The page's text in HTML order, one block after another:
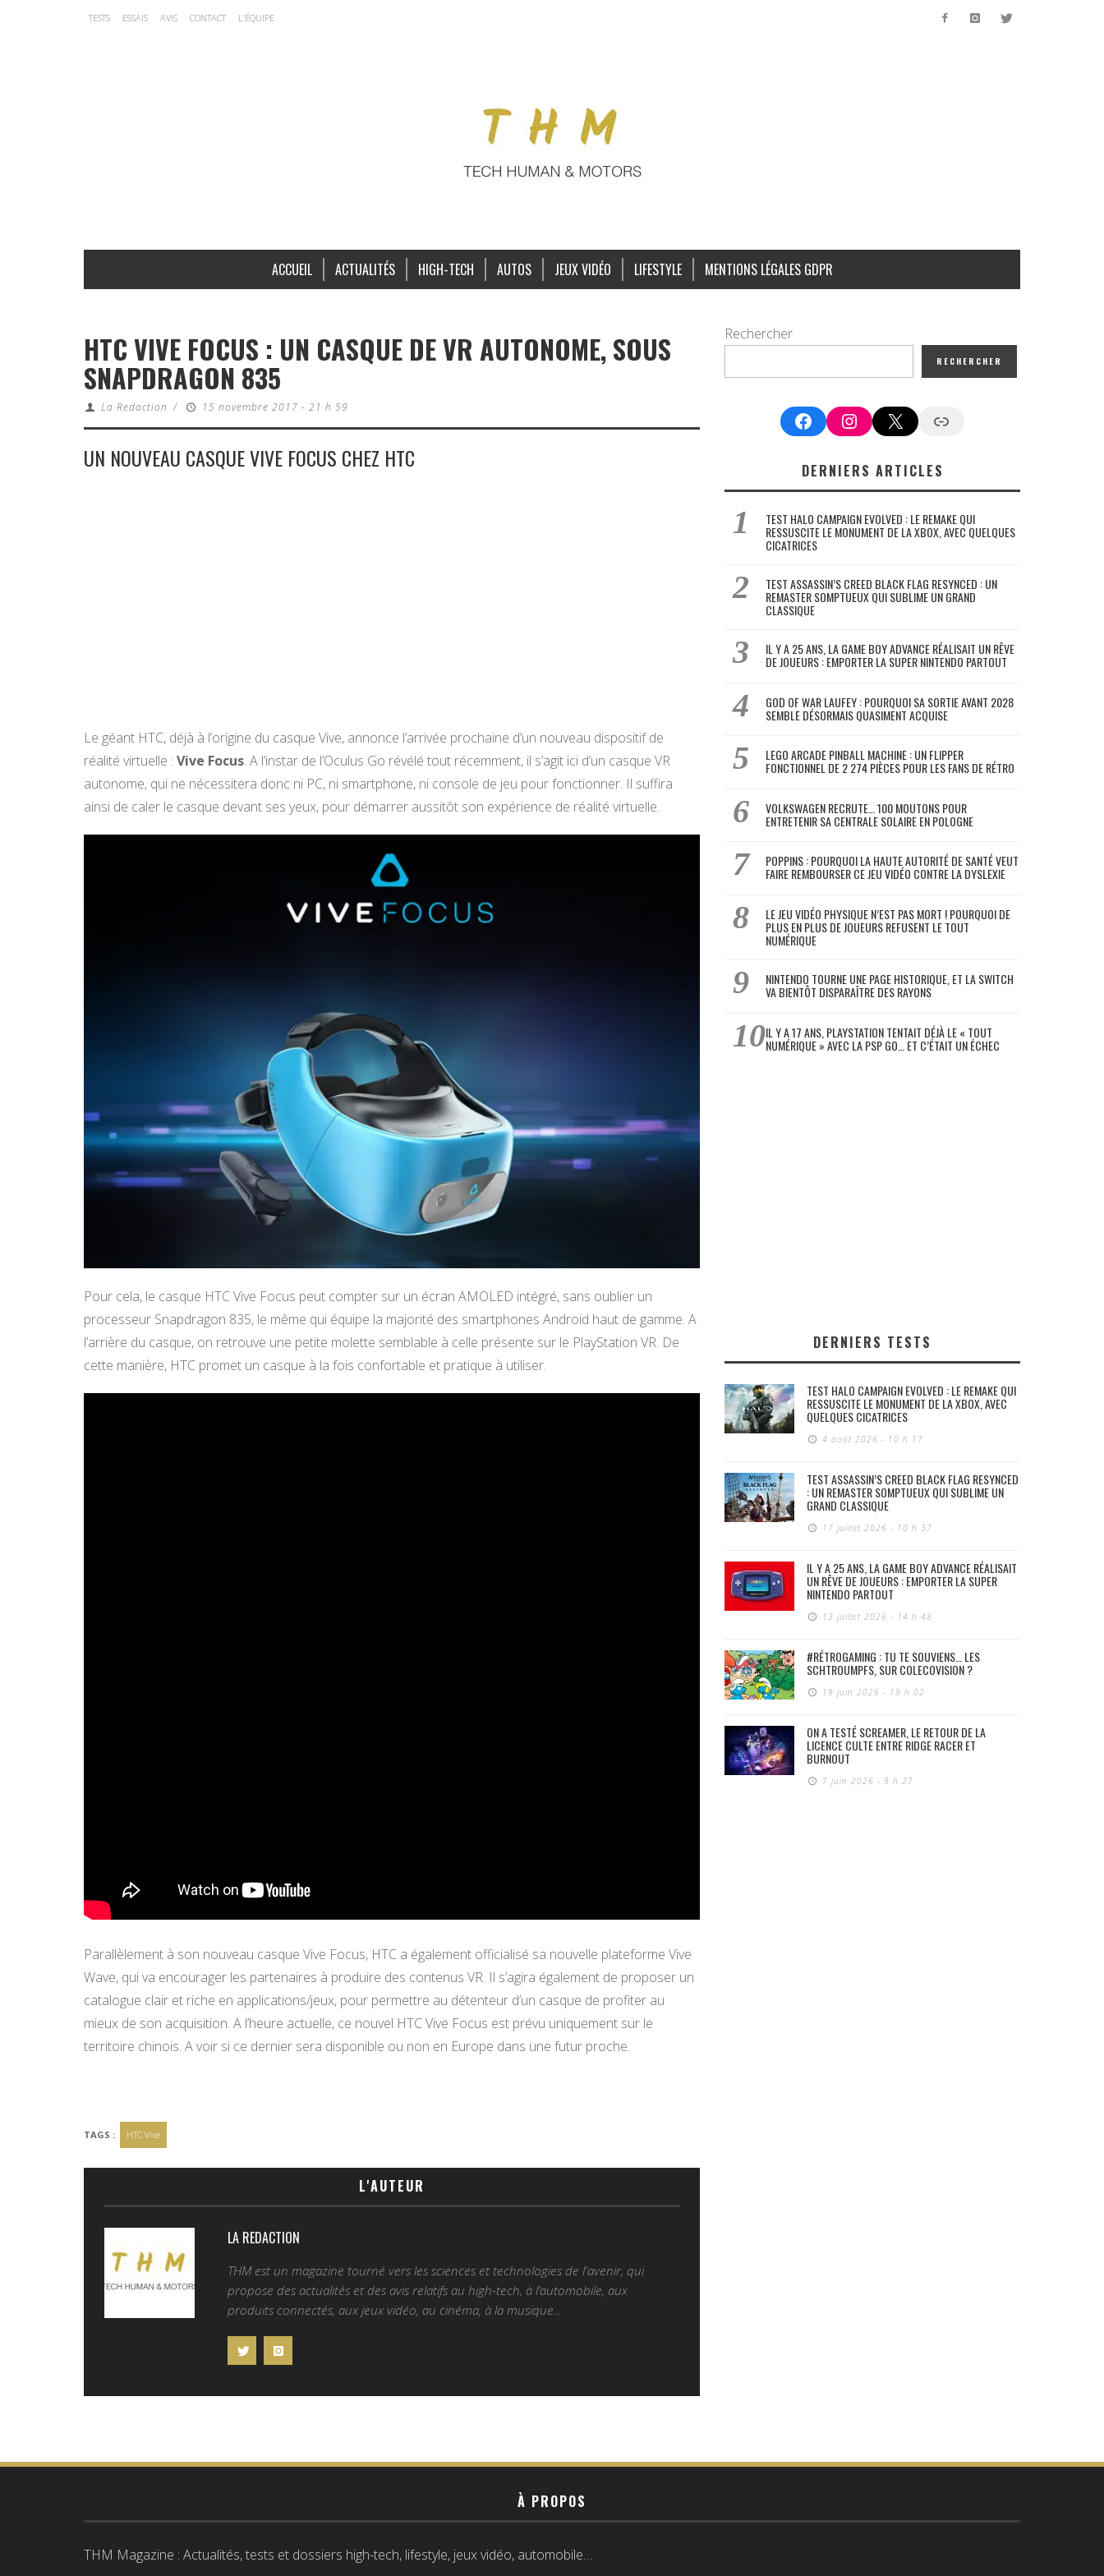
TESTS ESSAIS AVIS CONTACT L’ÉQUIPE
ACCUEIL ACTUALITÉS HIGH-TECH AUTOS JEUX VIDÉO LIFESTYLE MENTIONS LÉGALES GDPR
HTC VIVE FOCUS : UN CASQUE DE VR AUTONOME, SOUS
SNAPDRAGON 835
La Redaction / 15 novembre 2017 - 21 h 59
UN NOUVEAU CASQUE VIVE FOCUS CHEZ HTC
Le géant HTC, déjà à l’origine du casque Vive, annonce l’arrivée prochaine d’un nouveau dispositif de
réalité virtuelle : Vive Focus. A l’instar de l’Oculus Go révélé tout récemment, il s’agit ici d’un casque VR
autonome, qui ne nécessitera donc ni PC, ni smartphone, ni console de jeu pour fonctionner. Il suffira
ainsi de caler le casque devant ses yeux, pour démarrer aussitôt son expérience de réalité virtuelle.
Pour cela, le casque HTC Vive Focus peut compter sur un écran AMOLED intégré, sans oublier un
processeur Snapdragon 835, le même qui équipe la majorité des smartphones Android haut de gamme. A
l’arrière du casque, on retrouve une petite molette semblable à celle présente sur le PlayStation VR. De
cette manière, HTC promet un casque à la fois confortable et pratique à utiliser.
Parallèlement à son nouveau casque Vive Focus, HTC a également officialisé sa nouvelle plateforme Vive
Wave, qui va encourager les partenaires à produire des contenus VR. Il s’agira également de proposer un
catalogue clair et riche en applications/jeux, pour permettre au détenteur d’un casque de profiter au
mieux de son acquisition. A l’heure actuelle, ce nouvel HTC Vive Focus est prévu uniquement sur le
territoire chinois. A voir si ce dernier sera disponible ou non en Europe dans une futur proche.
TAGS : HTC Vive
L'AUTEUR
LA REDACTION
THM est un magazine tourné vers les sciences et technologies de l'avenir, qui
propose des actualités et des avis relatifs au high-tech, à l’automobile, aux
produits connectés, aux jeux vidéo, au cinéma, à la musique...
Rechercher
RECHERCHER
FacebookInstagram
X Google News
DERNIERS ARTICLES
TEST HALO CAMPAIGN EVOLVED : LE REMAKE QUI
RESSUSCITE LE MONUMENT DE LA XBOX, AVEC QUELQUES
CICATRICES
TEST ASSASSIN’S CREED BLACK FLAG RESYNCED : UN
REMASTER SOMPTUEUX QUI SUBLIME UN GRAND
CLASSIQUE
IL Y A 25 ANS, LA GAME BOY ADVANCE RÉALISAIT UN RÊVE
DE JOUEURS : EMPORTER LA SUPER NINTENDO PARTOUT
GOD OF WAR LAUFEY : POURQUOI SA SORTIE AVANT 2028
SEMBLE DÉSORMAIS QUASIMENT ACQUISE
LEGO ARCADE PINBALL MACHINE : UN FLIPPER
FONCTIONNEL DE 2 274 PIÈCES POUR LES FANS DE RÉTRO
VOLKSWAGEN RECRUTE… 100 MOUTONS POUR
ENTRETENIR SA CENTRALE SOLAIRE EN POLOGNE
POPPINS : POURQUOI LA HAUTE AUTORITÉ DE SANTÉ VEUT
FAIRE REMBOURSER CE JEU VIDÉO CONTRE LA DYSLEXIE
LE JEU VIDÉO PHYSIQUE N’EST PAS MORT ! POURQUOI DE
PLUS EN PLUS DE JOUEURS REFUSENT LE TOUT
NUMÉRIQUE
NINTENDO TOURNE UNE PAGE HISTORIQUE, ET LA SWITCH
VA BIENTÔT DISPARAÎTRE DES RAYONS
IL Y A 17 ANS, PLAYSTATION TENTAIT DÉJÀ LE « TOUT
NUMÉRIQUE » AVEC LA PSP GO… ET C’ÉTAIT UN ÉCHEC
DERNIERS TESTS
TEST HALO CAMPAIGN EVOLVED : LE REMAKE QUI
RESSUSCITE LE MONUMENT DE LA XBOX, AVEC
QUELQUES CICATRICES
4 août 2026 - 10 h 17
TEST ASSASSIN’S CREED BLACK FLAG RESYNCED
: UN REMASTER SOMPTUEUX QUI SUBLIME UN
GRAND CLASSIQUE
17 juillet 2026 - 10 h 37
IL Y A 25 ANS, LA GAME BOY ADVANCE RÉALISAIT
UN RÊVE DE JOUEURS : EMPORTER LA SUPER
NINTENDO PARTOUT
13 juillet 2026 - 14 h 48
#RÉTROGAMING : TU TE SOUVIENS… LES
SCHTROUMPFS, SUR COLECOVISION ?
19 juin 2026 - 19 h 02
ON A TESTÉ SCREAMER, LE RETOUR DE LA
LICENCE CULTE ENTRE RIDGE RACER ET
BURNOUT
7 juin 2026 - 9 h 27
À PROPOS
THM Magazine : Actualités, tests et dossiers high-tech, lifestyle, jeux vidéo, automobile…